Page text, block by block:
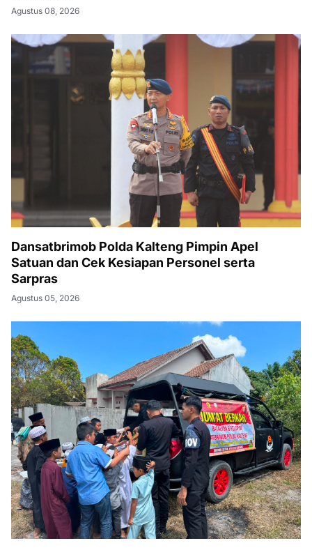
Agustus 08, 2026
Dansatbrimob Polda Kalteng Pimpin Apel
Satuan dan Cek Kesiapan Personel serta
Sarpras
Agustus 05, 2026